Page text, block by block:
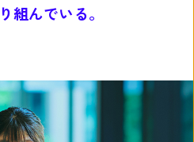
組んでいる。